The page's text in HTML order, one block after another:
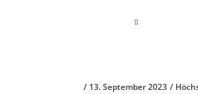
13. September 2023